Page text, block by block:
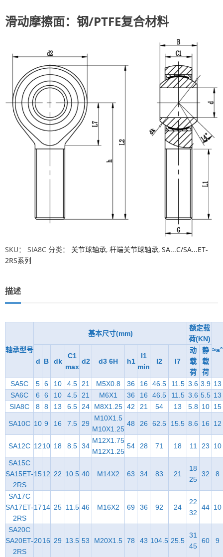
滑动摩擦面：钢/PTFE复合材料
SKU： SIA8C 分类： 关节球轴承, 杆端关节球轴承, SA...C/SA...ET-
2RS系列
描述
轴承型号
基本尺寸(mm)
额定载
荷(KN)
≈a°
d B dk
C1
max
d2 d3 6H h1
I1
min
I2 I7
动
载
荷
静
载
荷
SA5C
5 6 10 4.5 21 M5X0.8 36 16 46.5 11.5 3.6 3.9 13
SA6C
6 6 10 4.5 21 M6X1 36 16 46.5 11.5 3.6 5.5 13
SIA8C
8 8 13 6.5 24 M8X1.25 42 21 54 13 5.8 10 15
SA10C 10 9 16 7.5 29
M10X1.5
M10X1.25
48 26 62.5 15.5 8.6 16 12
SA12C 1210 18 8.5 34
M12X1.75
M12X1.25
54 28 71 18 11 23 10
SA15C
SA15ET-
2RS
1512 22 10.5 40 M14X2 63 34 83 21
18
25
32 8
SA17C
SA17ET-
2RS
1714 25 11.5 46 M16X2 69 36 92 24
22
32
44 10
SA20C
SA20ET-
2RS
2016 29 13.5 53 M20X1.5 78 43 104.5 25.5
31
45
60 9